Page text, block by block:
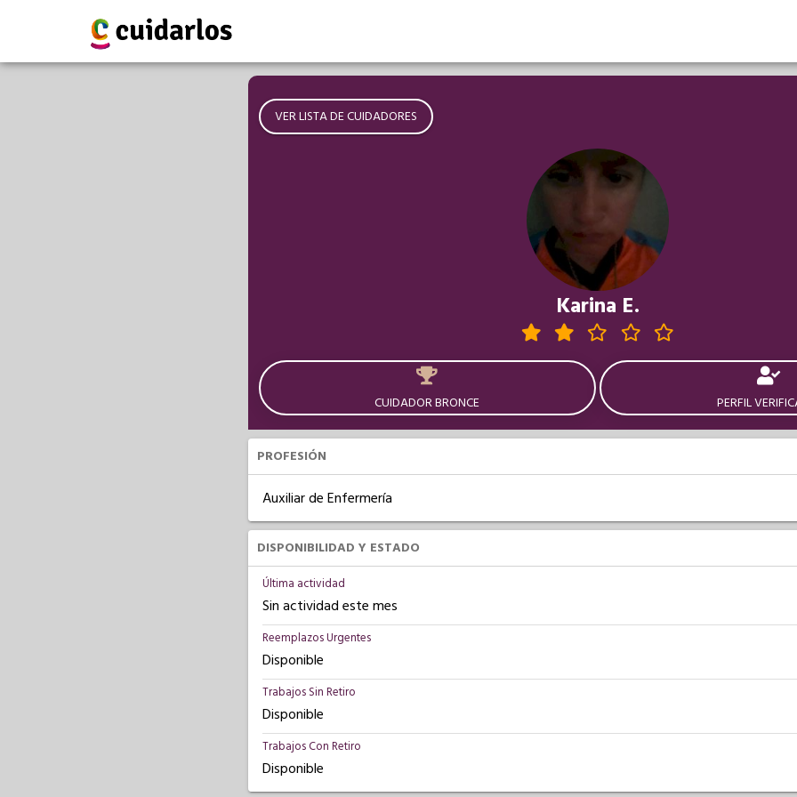
VER LISTA DE CUIDADORES
Karina E.
CUIDADOR BRONCE PERFIL
PROFESIÓN
Auxiliar de Enfermería
DISPONIBILIDAD Y ESTADO
Última actividad
Sin actividad este mes
Reemplazos Urgentes
Disponible
Trabajos Sin Retiro
Disponible
Trabajos Con Retiro
Disponible